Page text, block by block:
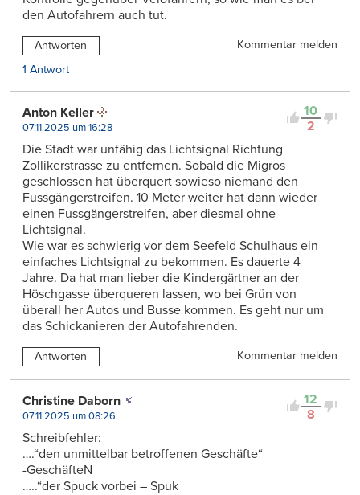
den Autofahrern auch tut.
Antworten
Kommentar melden
1 Antwort
10
2
Anton Keller
07.11.2025 um 16:28
Die Stadt war unfähig das Lichtsignal Richtung
Zollikerstrasse zu entfernen. Sobald die Migros
geschlossen hat überquert sowieso niemand den
Fussgängerstreifen. 10 Meter weiter hat dann wieder
einen Fussgängerstreifen, aber diesmal ohne
Lichtsignal.
Wie war es schwierig vor dem Seefeld Schulhaus ein
einfaches Lichtsignal zu bekommen. Es dauerte 4
Jahre. Da hat man lieber die Kindergärtner an der
Höschgasse überqueren lassen, wo bei Grün von
überall her Autos und Busse kommen. Es geht nur um
das Schickanieren der Autofahrenden.
Antworten Kommentar melden
12
8
Christine Daborn
07.11.2025 um 08:26
Schreibfehler:
….“den unmittelbar betroffenen Geschäfte“
-GeschäfteN
…..“der Spuck vorbei – Spuk